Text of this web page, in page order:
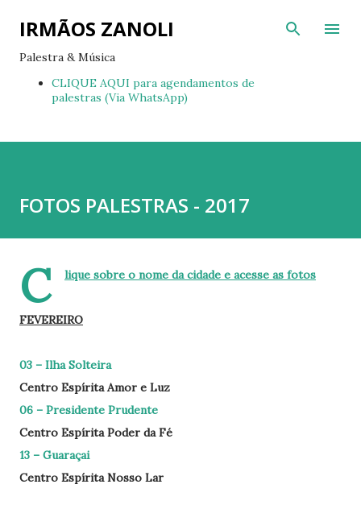
Pular para o conteúdo principal
IRMÃOS ZANOLI
Palestra & Música
CLIQUE AQUI para agendamentos de
palestras (Via WhatsApp)
FOTOS PALESTRAS - 2017
C lique sobre o nome da cidade e acesse as fotos
FEVEREIRO
03 – Ilha Solteira
Centro Espírita Amor e Luz
06 – Presidente Prudente
Centro Espírita Poder da Fé
13 – Guaraçai
Centro Espírita Nosso Lar